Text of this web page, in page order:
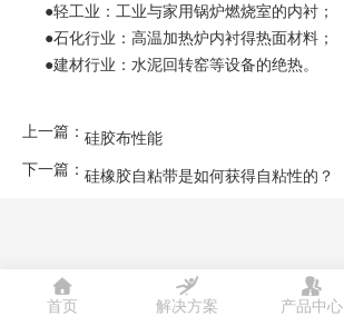
●轻工业：工业与家用锅炉燃烧室的内衬；
●石化行业：高温加热炉内衬得热面材料；
●建材行业：水泥回转窑等设备的绝热。
上一篇： 硅胶布性能
下一篇： 硅橡胶自粘带是如何获得自粘性的？
首页 解决方案 产品中心